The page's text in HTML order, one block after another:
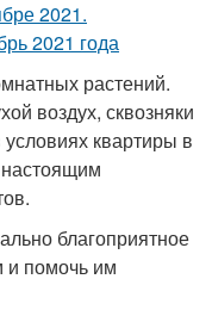
растений.
воздух, сквозняки
квартиры в
благоприятное
и помочь им